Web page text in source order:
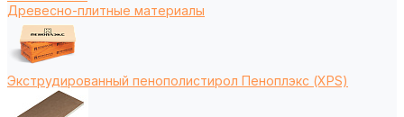
Древесно-плитные материалы
Экструдированный пенополистирол Пеноплэкс (XPS)